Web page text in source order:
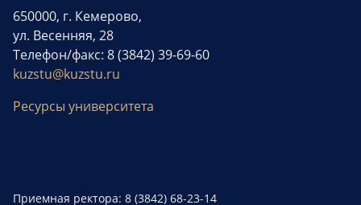
650000, г. Кемерово,
ул. Весенняя, 28
Телефон/факс: 8 (3842) 39-69-60
kuzstu@kuzstu.ru
Ресурсы университета
Приемная ректора: 8 (3842) 68-23-14